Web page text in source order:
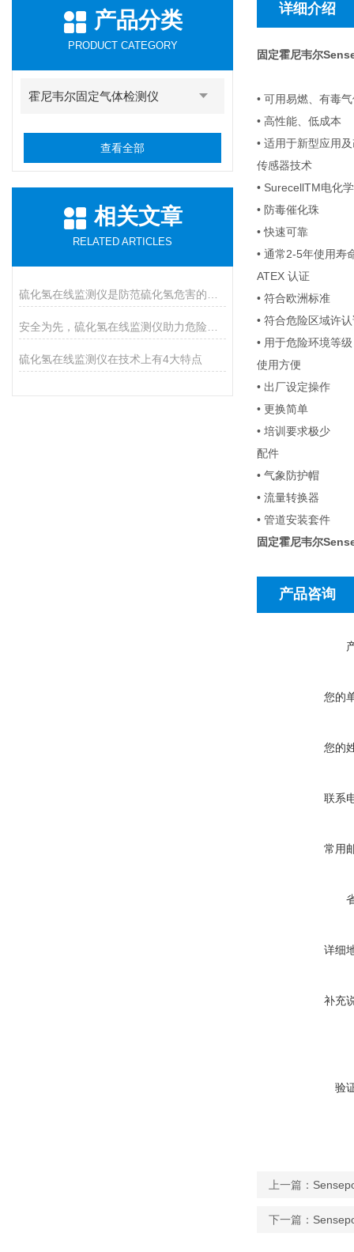
产品分类
PRODUCT CATEGORY
霍尼韦尔固定气体检测仪
查看全部
相关文章
RELATED ARTICLES
硫化氢在线监测仪在技术上有4大特点
详细介绍
固定霍尼韦尔
• 可用易燃、有毒
• 高性能、低成本
• 适用于新型应用
传感器技术
• SurecellTM电化
• 防毒催化珠
• 快速可靠
• 通常2-5年使用寿
ATEX 认证
• 符合欧洲标准
• 符合危险区域许
• 用于危险环境等
使用方便
• 出厂设定操作
• 更换简单
• 培训要求极少
配件
• 气象防护帽
• 流量转换器
• 管道安装套件
固定霍尼韦尔
产品咨询
您的
您的
联系
常用
详细
补充
验
上一篇：
下一篇：